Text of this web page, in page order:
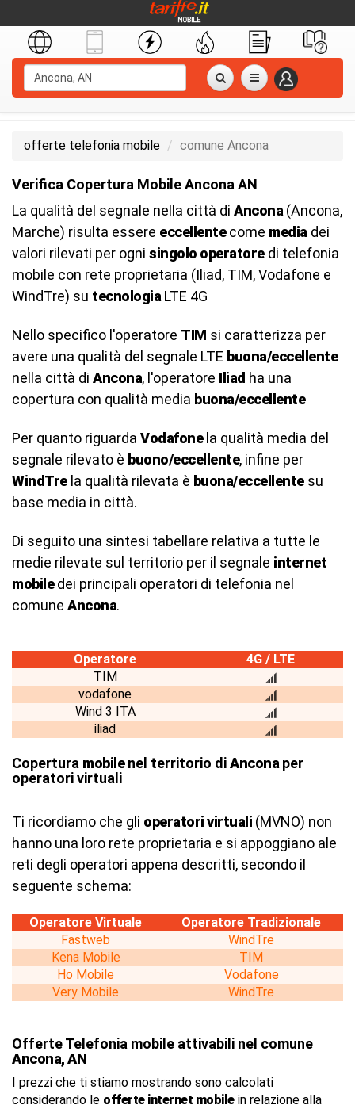
offerte telefonia mobile comune Ancona
Verifica Copertura Mobile Ancona AN
La qualità del segnale nella città di Ancona (Ancona,
Marche) risulta essere eccellentecome media dei
valori rilevati per ogni singolo operatoredi telefonia
mobile con rete proprietaria (Iliad, TIM, Vodafone e
WindTre) su tecnologia LTE 4G
Nello specifico l'operatore TIM si caratterizza per
avere una qualità del segnale LTE buona/eccellente
nella città di Ancona, l'operatore Iliad ha una
copertura con qualità media buona/eccellente
Per quanto riguarda Vodafonela qualità media del
segnale rilevato è buono/eccellente, infine per
WindTrela qualità rilevata è buona/eccellentesu
base media in città.
Di seguito una sintesi tabellare relativa a tutte le
medie rilevate sul territorio per il segnale internet
mobiledei principali operatori di telefonia nel
comune Ancona.
Operatore
4G / LTE
TIM
vodafone
Wind 3 ITA
iliad
Copertura mobilenel territorio diAncona per
operatori virtuali
Ti ricordiamo che gli operatori virtuali (MVNO) non
hanno una loro rete proprietaria e si appoggiano ale
reti degli operatori appena descritti, secondo il
seguente schema:
Operatore Virtuale
Operatore Tradizionale
Fastweb
WindTre
Kena Mobile
TIM
Ho Mobile
Vodafone
Very Mobile
WindTre
Offerte Telefonia mobile attivabili nel comune
Ancona, AN
I prezzi che ti stiamo mostrando sono calcolati
considerando le offerte internet mobilein relazione alla